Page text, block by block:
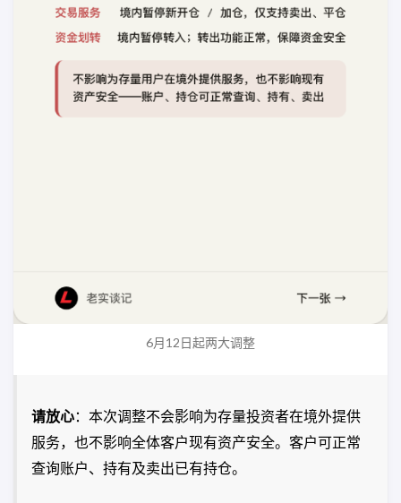
6月12日起两大调整
请放心：本次调整不会影响为存量投资者在境外提供
服务，也不影响全体客户现有资产安全。客户可正常
查询账户、持有及卖出已有持仓。